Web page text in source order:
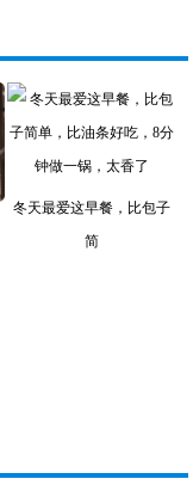
冬天最爱这早餐，比包子
简